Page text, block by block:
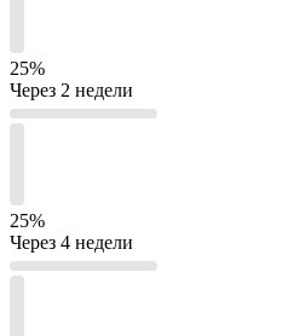
25%
Через 2 недели
25%
Через 4 недели